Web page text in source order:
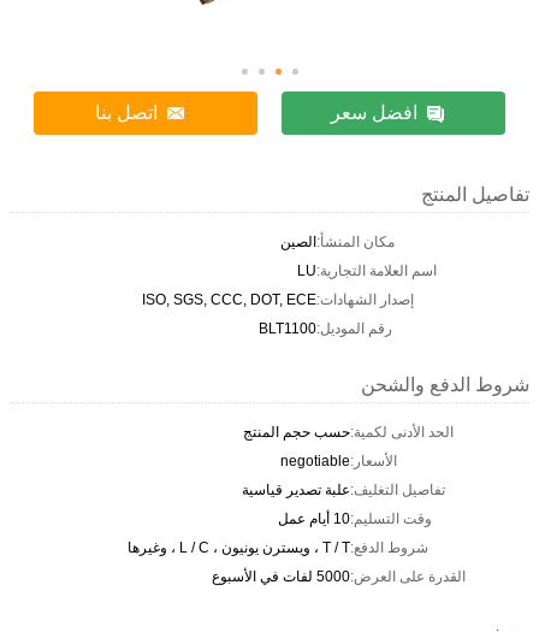
افضل سعر اتصل بنا
تفاصيل المنتج
مكان المنشأ:الصين
اسم العلامة التجارية:LU
إصدار الشهادات:ISO, SGS, CCC, DOT, ECE
رقم الموديل:BLT1100
شروط الدفع والشحن
الحد الأدنى لكمية:حسب حجم المنتج
الأسعار:negotiable
تفاصيل التغليف:علبة تصدير قياسية
وقت التسليم:10 أيام عمل
شروط الدفع:T / T ، ويسترن يونيون ، L / C ، وغيرها
القدرة على العرض:5000 لفات في الأسبوع